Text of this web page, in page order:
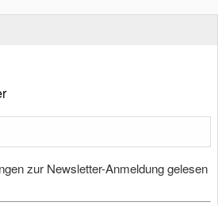
zur Newsletter-Anmeldung gelesen